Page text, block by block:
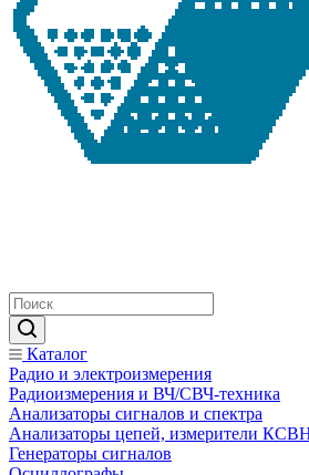
Каталог
Радио и электроизмерения
Радиоизмерения и ВЧ/СВЧ-техника
Анализаторы сигналов и спектра
Анализаторы цепей, измерители
Генераторы сигналов